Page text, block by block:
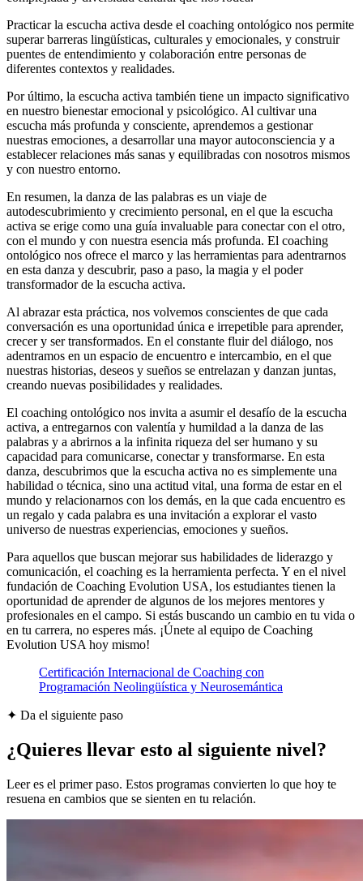
Practicar la escucha activa desde el coaching ontológico nos permite
superar barreras lingüísticas, culturales y emocionales, y construir
puentes de entendimiento y colaboración entre personas de
diferentes contextos y realidades.
Por último, la escucha activa también tiene un impacto significativo
en nuestro bienestar emocional y psicológico. Al cultivar una
escucha más profunda y consciente, aprendemos a gestionar
nuestras emociones, a desarrollar una mayor autoconsciencia y a
establecer relaciones más sanas y equilibradas con nosotros mismos
y con nuestro entorno.
En resumen, la danza de las palabras es un viaje de
autodescubrimiento y crecimiento personal, en el que la escucha
activa se erige como una guía invaluable para conectar con el otro,
con el mundo y con nuestra esencia más profunda. El coaching
ontológico nos ofrece el marco y las herramientas para adentrarnos
en esta danza y descubrir, paso a paso, la magia y el poder
transformador de la escucha activa.
Al abrazar esta práctica, nos volvemos conscientes de que cada
conversación es una oportunidad única e irrepetible para aprender,
crecer y ser transformados. En el constante fluir del diálogo, nos
adentramos en un espacio de encuentro e intercambio, en el que
nuestras historias, deseos y sueños se entrelazan y danzan juntas,
creando nuevas posibilidades y realidades.
El coaching ontológico nos invita a asumir el desafío de la escucha
activa, a entregarnos con valentía y humildad a la danza de las
palabras y a abrirnos a la infinita riqueza del ser humano y su
capacidad para comunicarse, conectar y transformarse. En esta
danza, descubrimos que la escucha activa no es simplemente una
habilidad o técnica, sino una actitud vital, una forma de estar en el
mundo y relacionarnos con los demás, en la que cada encuentro es
un regalo y cada palabra es una invitación a explorar el vasto
universo de nuestras experiencias, emociones y sueños.
Para aquellos que buscan mejorar sus habilidades de liderazgo y
comunicación, el coaching es la herramienta perfecta. Y en el nivel
fundación de Coaching Evolution USA, los estudiantes tienen la
oportunidad de aprender de algunos de los mejores mentores y
profesionales en el campo. Si estás buscando un cambio en tu vida o
en tu carrera, no esperes más. ¡Únete al equipo de Coaching
Evolution USA hoy mismo!
Certificación Internacional de Coaching con
Programación Neolingüística y Neurosemántica
✦ Da el siguiente paso
¿Quieres llevar esto al siguiente nivel?
Leer es el primer paso. Estos programas convierten lo que hoy te
resuena en cambios que se sienten en tu relación.